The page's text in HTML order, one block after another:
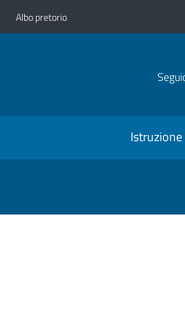
Albo pretorio
Istruzione